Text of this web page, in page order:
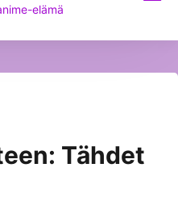
elämä
Tähdet